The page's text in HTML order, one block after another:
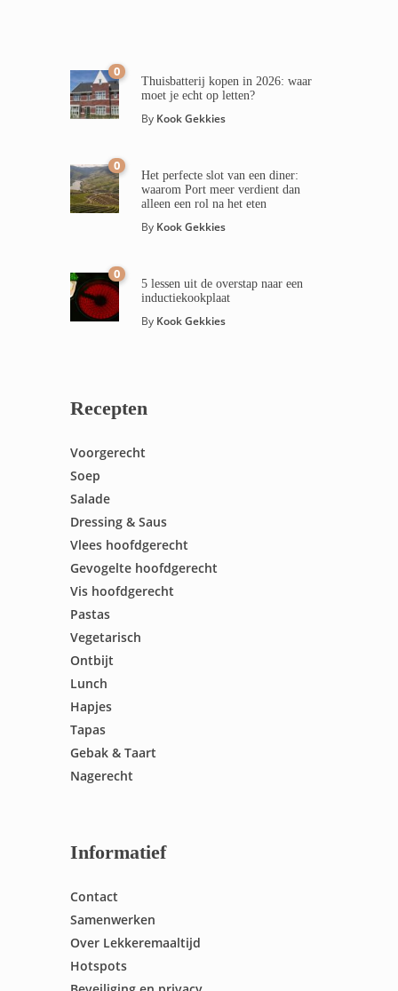
0
Thuisbatterij kopen in 2026: waar
moet je echt op letten?
By Kook Gekkies
0
Het perfecte slot van een diner:
waarom Port meer verdient dan
alleen een rol na het eten
By Kook Gekkies
0
5 lessen uit de overstap naar een
inductiekookplaat
By Kook Gekkies
Recepten
Voorgerecht
Soep
Salade
Dressing & Saus
Vlees hoofdgerecht
Gevogelte hoofdgerecht
Vis hoofdgerecht
Pastas
Vegetarisch
Ontbijt
Lunch
Hapjes
Tapas
Gebak & Taart
Nagerecht
Informatief
Contact
Samenwerken
Over Lekkeremaaltijd
Hotspots